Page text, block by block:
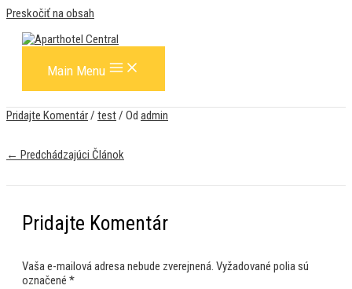
Preskočiť na obsah
Main Menu
Pridajte Komentár/ test/ Od admin
← Predchádzajúci Článok
Pridajte Komentár
Vaša e-mailová adresa nebude zverejnená. Vyžadované polia sú
označené *